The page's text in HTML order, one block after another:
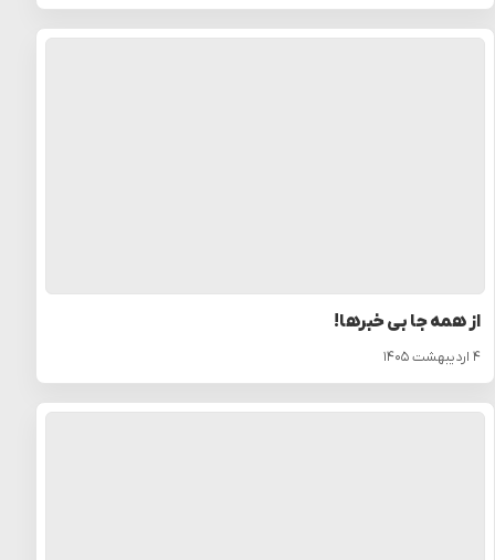
از همه جا بی خبرها!
۴ اردیبهشت ۱۴۰۵